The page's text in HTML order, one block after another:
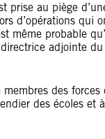
prise au piège
d’opérations qui
probable
adjointe
des
des écoles et